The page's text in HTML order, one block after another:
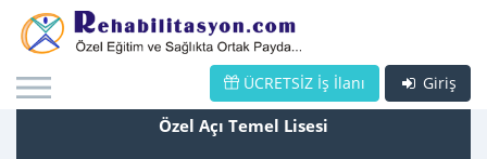
Giriş
ÜCRETSİZ İş İlanı
Özel Açı Temel Lisesi